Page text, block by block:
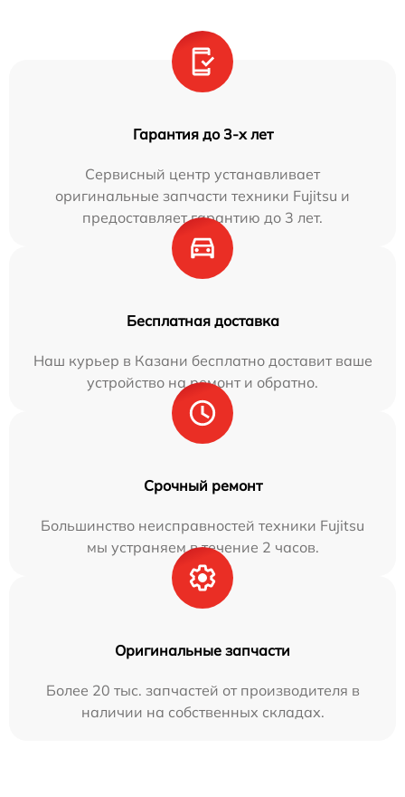
Гарантия до 3-х лет
Сервисный центр устанавливает
оригинальные запчасти техники Fujitsu и
предоставляет гарантию до 3 лет.
Бесплатная доставка
Наш курьер в Казани бесплатно доставит ваше
устройство на ремонт и обратно.
Срочный ремонт
Большинство неисправностей техники Fujitsu
мы устраняем в течение 2 часов.
Оригинальные запчасти
Более 20 тыс. запчастей от производителя в
наличии на собственных складах.